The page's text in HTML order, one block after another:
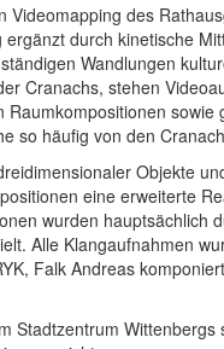
Videomapping des
durch kinetische
Wandlungen
Cranachs, stehen
Raumkompositionen
so häufig von den
Objekte
eine erweiterte
wurden hauptsächlich
Alle Klangaufnahmen
Falk Andreas
Stadtzentrum